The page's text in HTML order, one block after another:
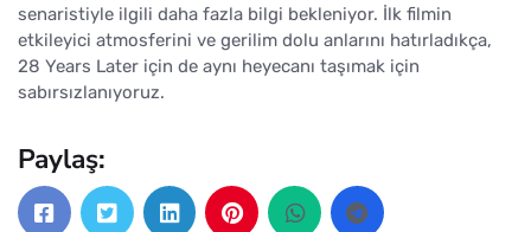
senaristiyle ilgili daha fazla bilgi bekleniyor. İlk filmin
etkileyici atmosferini ve gerilim dolu anlarını hatırladıkça,
28 Years Later için de aynı heyecanı taşımak için
sabırsızlanıyoruz.
Paylaş: